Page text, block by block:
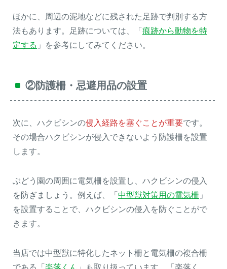
ほかに、周辺の泥地などに残された足跡で判別する方
法もあります。足跡については、「 痕跡から動物を特
定する 」を参考にしてみてください。
②防護柵・忌避用品の設置
次に、ハクビシンの侵入経路を塞ぐことが重要です。
その場合ハクビシンが侵入できないよう防護柵を設置
します。
ぶどう園の周囲に電気柵を設置し、ハクビシンの侵入
を防ぎましょう。例えば、「 中型獣対策用の電気柵 」
を設置することで、ハクビシンの侵入を防ぐことがで
きます。
当店では中型獣に特化したネット柵と電気柵の複合柵
である「 楽落くん 」も取り扱っています。「楽落く